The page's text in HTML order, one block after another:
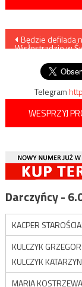
wpisu
Będzie defilada
Wisłostradzie w
Telegram
WESPRZYJ
Darczyńcy -
KACPER
KULCZYK
KULCZYK
MARIA KOSTRZEWA